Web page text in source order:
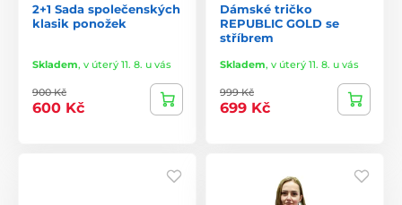
2+1 Sada společenských
klasik ponožek
Skladem, v úterý 11. 8. u vás
900 Kč
600 Kč
Dámské tričko
REPUBLIC GOLD se
stříbrem
Skladem, v úterý 11. 8. u vás
999 Kč
699 Kč